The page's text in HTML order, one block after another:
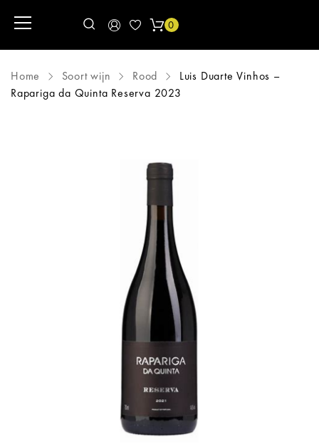
0
Home Soort wijn Rood
Luis Duarte Vinhos –
Rapariga da Quinta Reserva 2023